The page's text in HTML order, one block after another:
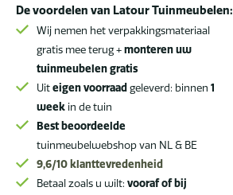
90
cm
aantal
De voordelen van Latour Tuinmeubelen:
Wij nemen het verpakkingsmateriaal
gratis mee terug +monteren uw
tuinmeubelen gratis
Uiteigen voorraad geleverd: binnen 1
week in de tuin
Best beoordeelde
tuinmeubelwebshop van NL & BE
9,6/10 klanttevredenheid
Betaal zoals u wilt: vooraf of bij